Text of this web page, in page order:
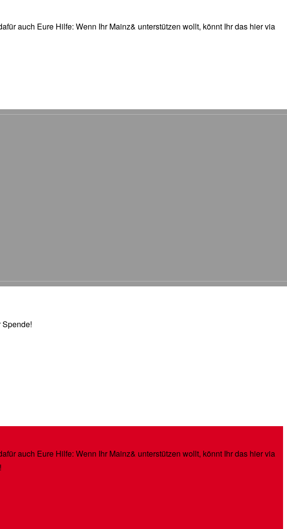
auch Eure Hilfe: Wenn Ihr Mainz& unterstützen wollt, könnt Ihr das hier via
auch Eure Hilfe: Wenn Ihr Mainz& unterstützen wollt, könnt Ihr das hier via